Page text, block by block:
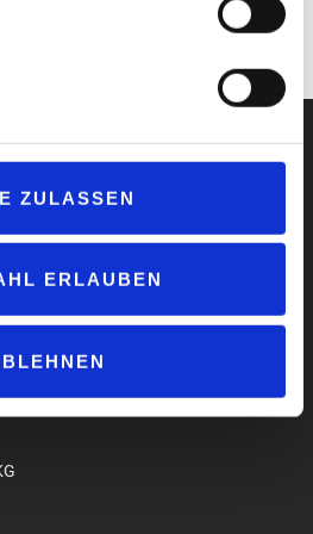
ZULASSEN
ERLAUBEN